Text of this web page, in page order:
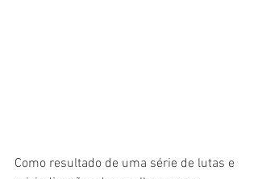
Como resultado de uma série de lutas e